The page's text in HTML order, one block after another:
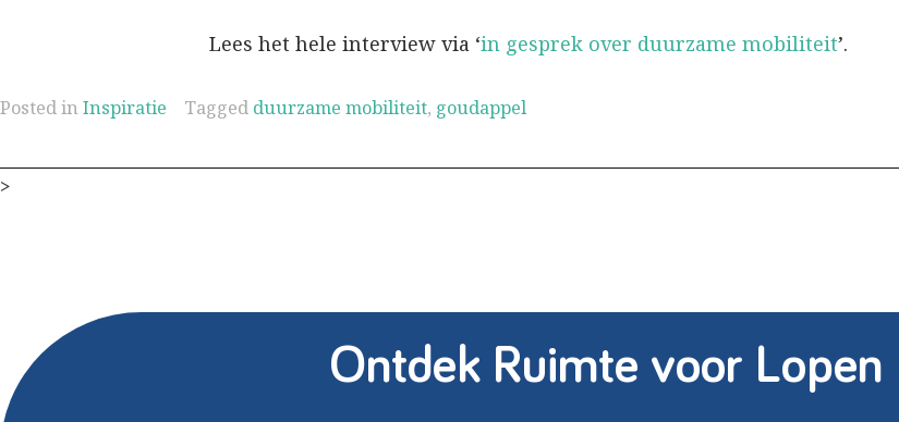
Lees het hele interview via ‘in gesprek over duurzame mobiliteit’.
Posted in Inspiratie Tagged duurzame mobiliteit, goudappel
>
Ontdek Ruimte voor Lopen